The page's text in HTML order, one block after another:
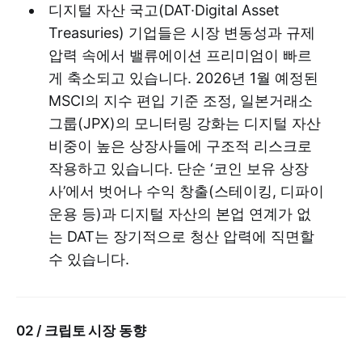
디지털 자산 국고(DAT·Digital Asset
Treasuries) 기업들은 시장 변동성과 규제
압력 속에서 밸류에이션 프리미엄이 빠르
게 축소되고 있습니다. 2026년 1월 예정된
MSCI의 지수 편입 기준 조정, 일본거래소
그룹(JPX)의 모니터링 강화는 디지털 자산
비중이 높은 상장사들에 구조적 리스크로
작용하고 있습니다. 단순 ‘코인 보유 상장
사’에서 벗어나 수익 창출(스테이킹, 디파이
운용 등)과 디지털 자산의 본업 연계가 없
는 DAT는 장기적으로 청산 압력에 직면할
수 있습니다.
02 / 크립토 시장 동향